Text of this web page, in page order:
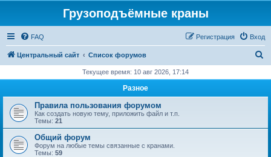
Грузоподъёмные краны
FAQ Вход
Регистрация
Центральный сайт Список форумов
с
Текущее время: 10 авг 2026, 17:14
Разное
Правила пользования форумом
Как создать новую тему, приложить файл и т.п.
Темы: 21
Общий форум
Форум на любые темы связанные с кранами.
Темы: 59